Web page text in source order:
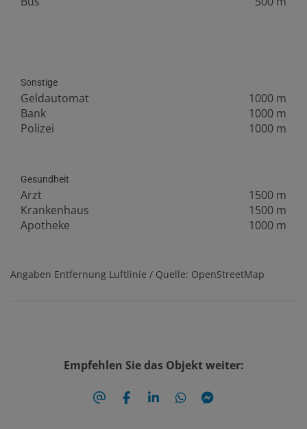
Sonstige
Geldautomat
1000 m
Bank
1000 m
Polizei
1000 m
Gesundheit
Arzt
1500 m
Krankenhaus
1500 m
Apotheke
1000 m
Angaben Entfernung Luftlinie / Quelle: OpenStreetMap
Empfehlen Sie das Objekt weiter: